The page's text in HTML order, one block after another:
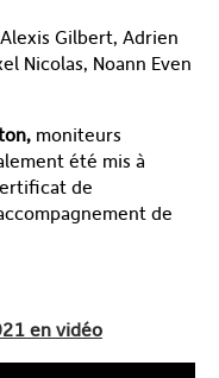
Gilbert, Adrien
Nicolas, Noann Even
moniteurs
été mis à
de
de
en vidéo